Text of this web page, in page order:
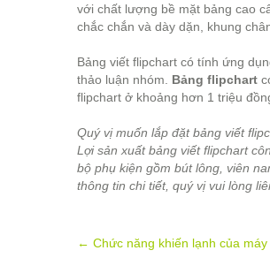
với chất lượng bề mặt bảng cao
chắc chắn và dày dặn, khung
Bảng viết flipchart có tính ứng
thảo luận nhóm. Bảng flipchart
flipchart ở khoảng hơn 1 triệu
Quý vị muốn lắp đặt bảng viết
Lợi sản xuất bảng viết flipchart
bộ phụ kiện gồm bút lông, viên
thông tin chi tiết, quý vị vui lòng
Post
← Chức năng khiến lạnh của